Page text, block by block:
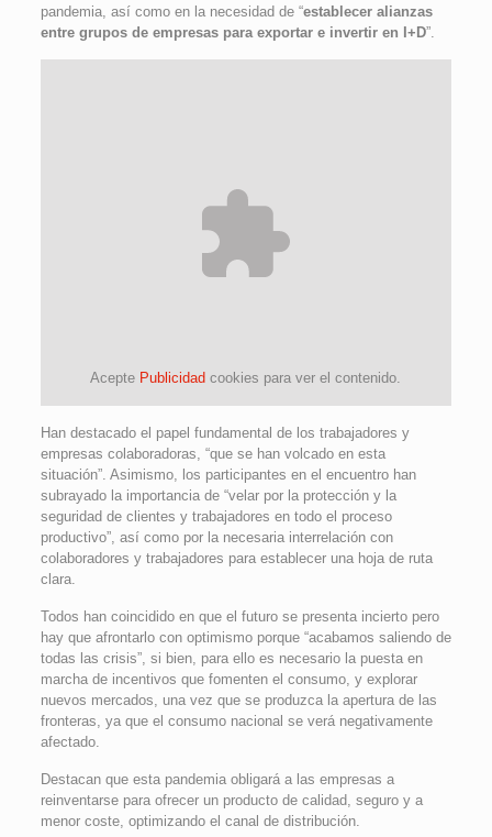
pandemia, así como en la necesidad de “establecer alianzas
entre grupos de empresas para exportar e invertir en I+D”.
Acepte Publicidad cookies para ver el contenido.
Han destacado el papel fundamental de los trabajadores y
empresas colaboradoras, “que se han volcado en esta
situación”. Asimismo, los participantes en el encuentro han
subrayado la importancia de “velar por la protección y la
seguridad de clientes y trabajadores en todo el proceso
productivo”, así como por la necesaria interrelación con
colaboradores y trabajadores para establecer una hoja de ruta
clara.
Todos han coincidido en que el futuro se presenta incierto pero
hay que afrontarlo con optimismo porque “acabamos saliendo de
todas las crisis”, si bien, para ello es necesario la puesta en
marcha de incentivos que fomenten el consumo, y explorar
nuevos mercados, una vez que se produzca la apertura de las
fronteras, ya que el consumo nacional se verá negativamente
afectado.
Destacan que esta pandemia obligará a las empresas a
reinventarse para ofrecer un producto de calidad, seguro y a
menor coste, optimizando el canal de distribución.